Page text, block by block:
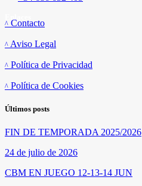
Contacto
Aviso Legal
Política de Privacidad
Política de Cookies
Últimos posts
FIN DE TEMPORADA 2025/2026
24 de julio de 2026
CBM EN JUEGO 12-13-14 JUN